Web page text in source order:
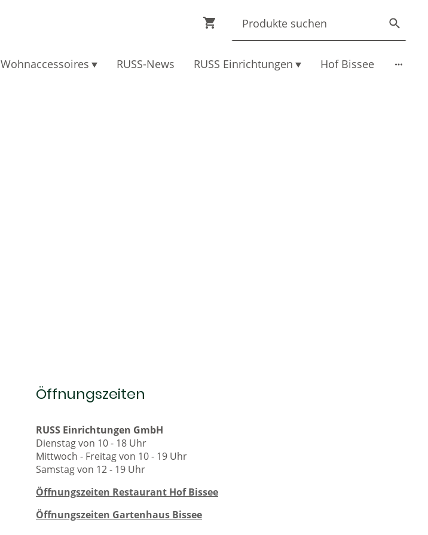
Wohnaccessoires RUSS-News RUSS Einrichtungen Hof Bissee
Öffnungszeiten
RUSS Einrichtungen GmbH
Dienstag von 10 - 18 Uhr
Mittwoch - Freitag von 10 - 19 Uhr
Samstag von 12 - 19 Uhr
Öffnungszeiten Restaurant Hof Bissee
Öffnungszeiten Gartenhaus Bissee